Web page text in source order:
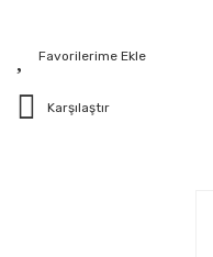
Karşılaştır